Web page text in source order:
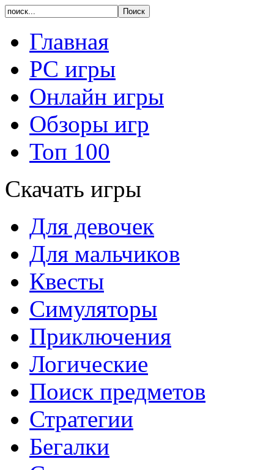
Главная
PC игры
Онлайн игры
Обзоры игр
Топ 100
Скачать игры
Для девочек
Для мальчиков
Квесты
Симуляторы
Приключения
Логические
Поиск предметов
Стратегии
Бегалки